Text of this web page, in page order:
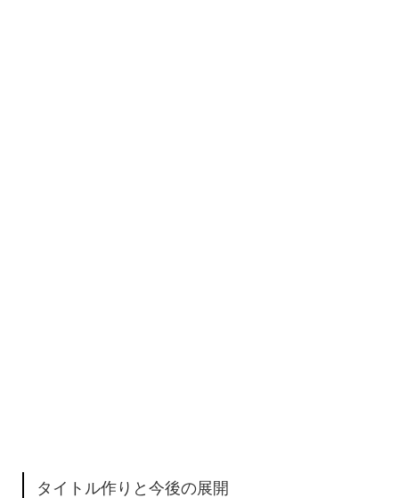
タイトル作りと今後の展開